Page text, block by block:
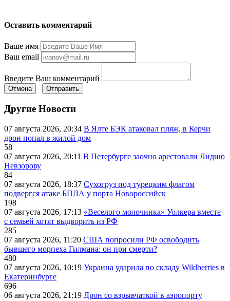
Оставить комментарий
Ваше имя
Ваш email
Введите Ваш комментарий
Отмена Отправить
Другие Новости
07 августа 2026, 20:34 В Ялте БЭК атаковал пляж, в Керчи
дрон попал в жилой дом
58
07 августа 2026, 20:11 В Петербурге заочно арестовали Лидию
Невзорову
84
07 августа 2026, 18:37 Сухогруз под турецким флагом
подвергся атаке БПЛА у порта Новороссийск
198
07 августа 2026, 17:13 «Веселого молочника» Уолкера вместе
с семьей хотят выдворить из РФ
285
07 августа 2026, 11:20 США попросили РФ освободить
бывшего морпеха Гилмана: он при смерти?
480
07 августа 2026, 10:19 Украина ударила по складу Wildberries в
Екатеринбурге
696
06 августа 2026, 21:19 Дрон со взрывчаткой в аэропорту